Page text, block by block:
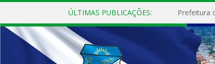
ÚLTIMAS PUBLICAÇÕES: